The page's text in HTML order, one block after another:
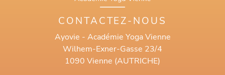
CONTACTEZ-NOUS
Ayovie - Académie Yoga Vienne
Wilhem-Exner-Gasse 23/4
1090 Vienne (AUTRICHE)